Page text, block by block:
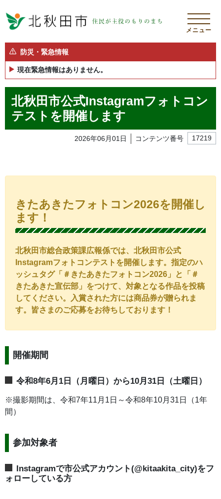
メニュー
防災・緊急情報
現在緊急情報はありません。
北秋田市公式Instagramフォトコン
テストを開催します
2026年06月01日 コンテンツ番号 17219
きたあきたフォトコン2026を開催し
ます！
北秋田市総合政策課広報係では、北秋田市公式
Instagramフォトコンテストを開催します。指定のハ
ッシュタグ「＃ きたあきたフォトコン2026」と「＃
きたあきた宣伝部」をつけて、対象となる作品を投稿
してください。入賞された方には商品券が贈られま
す。皆さまのご応募をお待ちしております！
開催期間
令和8年6月1日（月曜日）から10月31日（土曜日）
※撮影期間は、令和7年11月1日～令和8年10月31日（1年
間）
参加対象者
Instagramで市公式アカウント(@kitaakita_city)をフ
ォローしている方